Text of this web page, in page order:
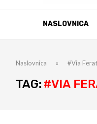
NASLOVNICA
Naslovnica » #Via
TAG:#VIA